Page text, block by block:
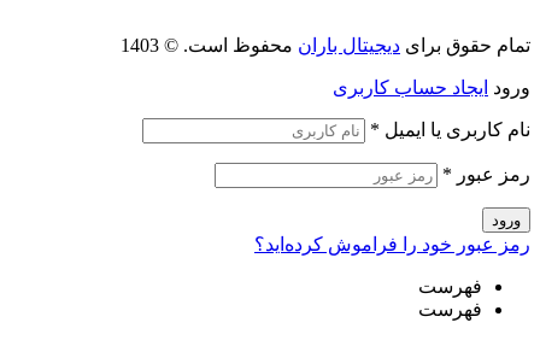
تمام حقوق برای دیجیتال باران محفوظ است. © 1403
ورود ایجاد حساب کاربری
نام کاربری یا ایمیل *
رمز عبور *
ورود
رمز عبور خود را فراموش کرده‌اید؟
فهرست
فهرست